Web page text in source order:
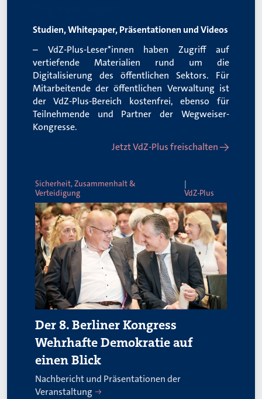
Studien, Whitepaper, Präsentationen und Videos
– VdZ-Plus-Leser*innen haben Zugriff auf
vertiefende Materialien rund um die
Digitalisierung des öffentlichen Sektors. Für
Mitarbeitende der öffentlichen Verwaltung ist
der VdZ-Plus-Bereich kostenfrei, ebenso für
Teilnehmende und Partner der Wegweiser-
Kongresse.
Jetzt VdZ-Plus freischalten →
Sicherheit, Zusammenhalt &
Verteidigung
VdZ-Plus
Der 8. Berliner Kongress
Wehrhafte Demokratie auf
einen Blick
Nachbericht und Präsentationen der
Veranstaltung